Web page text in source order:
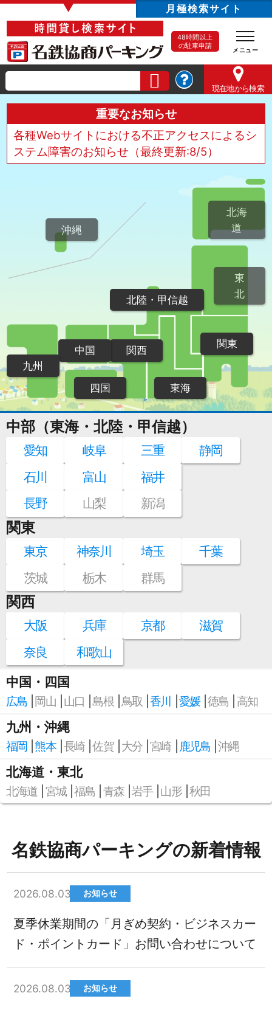
▼ 月極検索サイト
48時間以上
の駐車申請
現在地から検索
重要なお知らせ
各種Webサイトにおける不正アクセスによるシ
ステム障害のお知らせ（最終更新:8/5）
北海
道
東
北
関東
北陸・甲信越
東海
関西
中国
四国
九州
沖縄
中部（東海・北陸・甲信越）
愛知 岐阜 三重
静岡
石川
富山
福井
長野
山梨 新潟
関東
東京 神奈川 埼玉
千葉
茨城
栃木 群馬
関西
大阪 兵庫 京都
滋賀
奈良
和歌山
中国・四国
広島 岡山 山口 島根 鳥取 香川 愛媛 徳島 高知
九州・沖縄
福岡 熊本 長崎 佐賀 大分 宮崎 鹿児島 沖縄
北海道・東北
北海道 宮城 福島 青森 岩手 山形 秋田
名鉄協商パーキングの新着情報
2026.08.03 お知らせ
夏季休業期間の「月ぎめ契約・ビジネスカー
ド・ポイントカード」お問い合わせについて
2026.08.03 お知らせ